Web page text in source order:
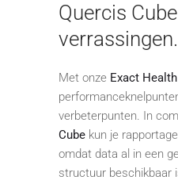
Quercis
verrassingen.
Met onze Exact
verbeterpunten. In
Cube kun je
omdat data al in een
structuur beschikbaar